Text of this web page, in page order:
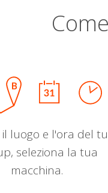
il luogo e l'ora del
seleziona la tua
macchina.